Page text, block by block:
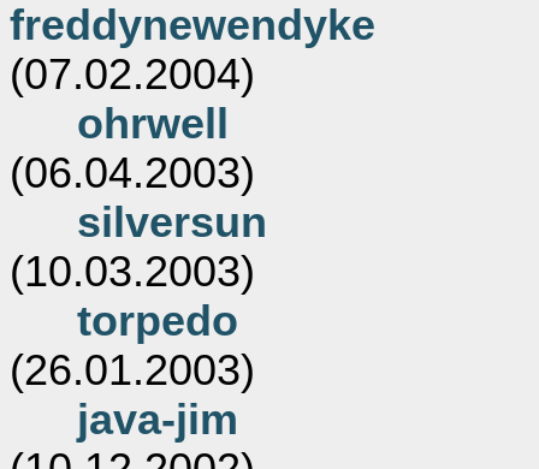
freddynewendyke
(07.02.2004)
ohrwell
(06.04.2003)
silversun
(10.03.2003)
torpedo
(26.01.2003)
java-jim